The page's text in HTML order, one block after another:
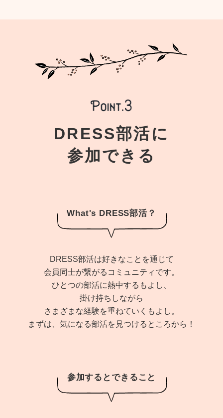
DRESS部活に
参加できる
What's DRESS部活？
DRESS部活は好きなことを通じて
会員同士が繋がるコミュニティです。
ひとつの部活に熱中するもよし、
掛け持ちしながら
さまざまな経験を重ねていくもよし。
まずは、気になる部活を見つけるところから！
参加するとできること